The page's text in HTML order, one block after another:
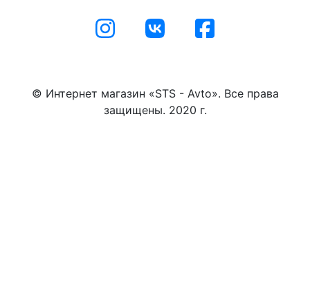
© Интернет магазин «STS - Avto». Все права
защищены. 2020 г.